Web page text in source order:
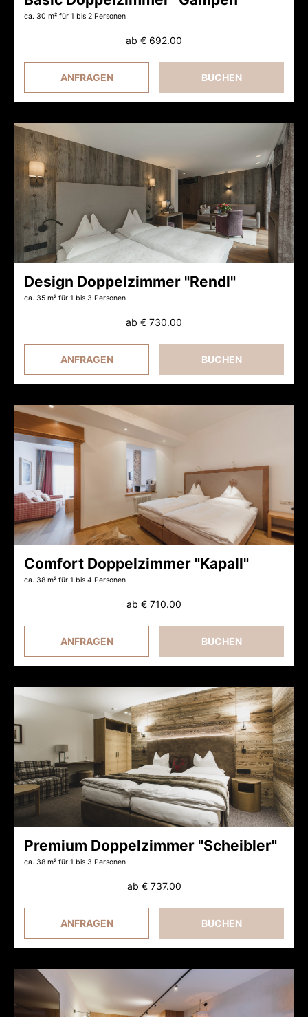
ca. 30 m² für 1 bis 2 Personen
ab € 692.00
ANFRAGEN BUCHEN
Design Doppelzimmer "Rendl"
ca. 35 m² für 1 bis 3 Personen
ab € 730.00
ANFRAGEN BUCHEN
Comfort Doppelzimmer "Kapall"
ca. 38 m² für 1 bis 4 Personen
ab € 710.00
ANFRAGEN BUCHEN
Premium Doppelzimmer "Scheibler"
ca. 38 m² für 1 bis 3 Personen
ab € 737.00
ANFRAGEN BUCHEN